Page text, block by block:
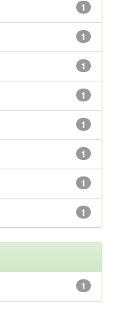
1
1
1
1
1
1
1
1
1